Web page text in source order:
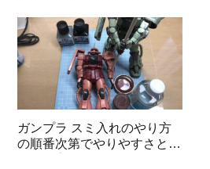
ガンプラ スミ入れのやり方
の順番次第でやりやすさと見